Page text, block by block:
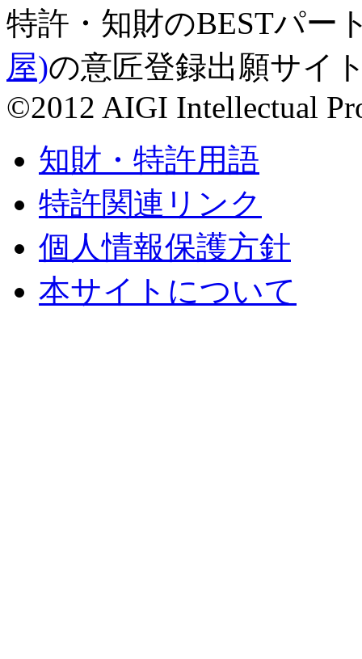
特許・知財のBESTパー
屋)の意匠登録出願サイ
©2012 AIGI Intellectual
知財・特許用語
特許関連リンク
個人情報保護方針
本サイトについて